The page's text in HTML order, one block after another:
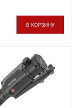
В КОРЗИНУ